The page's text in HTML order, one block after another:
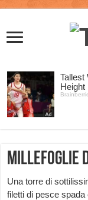
Millefoglie
Una torre di
filetti di pesce spada